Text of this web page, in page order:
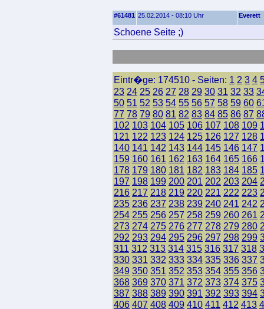
#61481 25.02.2014 - 08:10 Uhr Everett
Schoene Seite ;)
Eintr�ge: 174510 - Seiten: 1 2 3 4
23 24 25 26 27 28 29 30 31 32 33
50 51 52 53 54 55 56 57 58 59 60
77 78 79 80 81 82 83 84 85 86 87
102 103 104 105 106 107 108 109
121 122 123 124 125 126 127 128
140 141 142 143 144 145 146 147
159 160 161 162 163 164 165 166
178 179 180 181 182 183 184 185
197 198 199 200 201 202 203 204
216 217 218 219 220 221 222 223
235 236 237 238 239 240 241 242
254 255 256 257 258 259 260 261
273 274 275 276 277 278 279 280
292 293 294 295 296 297 298 299
311 312 313 314 315 316 317 318
330 331 332 333 334 335 336 337
349 350 351 352 353 354 355 356
368 369 370 371 372 373 374 375
387 388 389 390 391 392 393 394
406 407 408 409 410 411 412 413